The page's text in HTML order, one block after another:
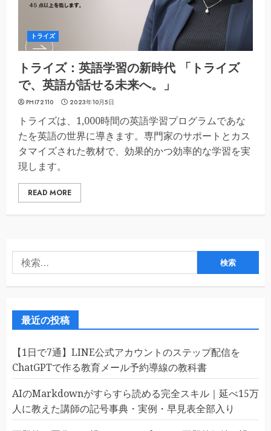
トライズ
トライズ：英語学習の新時代 「トライズ
で、英語が話せる未来へ。」
PHI72110 2023年10月5日
トライズは、1,000時間の英語学習プログラムであな
たを英語の世界に導きます。専門家のサポートとカス
タマイズされた教材で、効果的かつ効率的な学習を実
現します。
READ MORE
索:
最近の投稿
【1日で7通】LINE公式アカウントのステップ配信を
ChatGPTで作る教育メール予約導線の教科書
AIのMarkdownがすらすら読める完全スキル｜延べ15万
人に教えた講師の記号事典・実例・早見表全部入り